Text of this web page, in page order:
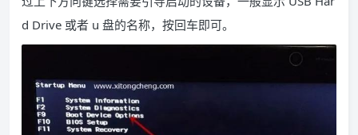
d Drive 或者 u 盘的名称，按回车即可。